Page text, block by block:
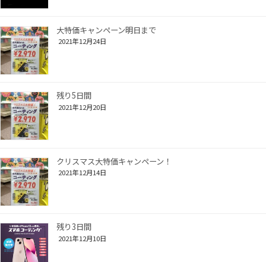
大特価キャンペーン明日まで
2021年12月24日
残り5日間
2021年12月20日
クリスマス大特価キャンペーン！
2021年12月14日
残り3日間
2021年12月10日